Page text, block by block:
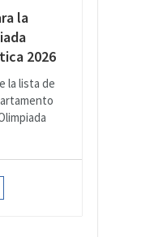
la
2026
la lista de